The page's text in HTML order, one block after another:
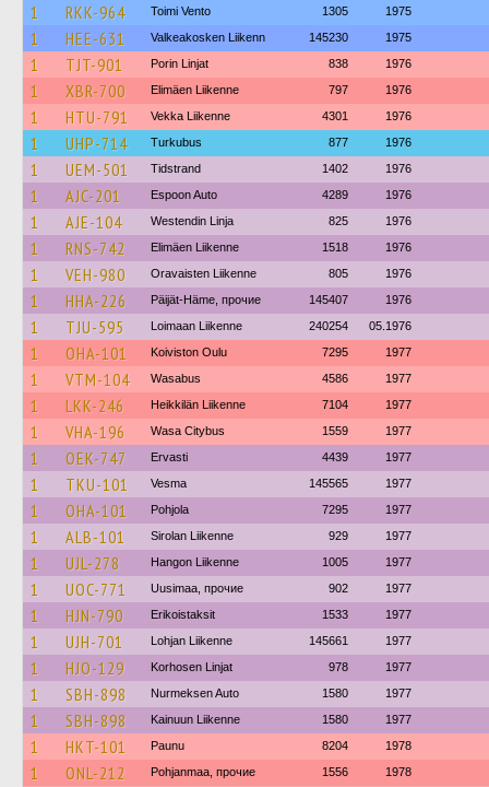
1 RKK-964 Toimi Vento 1305 1975
1 HEE-631 Valkeakosken Liikenn 145230 1975
1 TJT-901 Porin Linjat 838 1976
1 XBR-700 Elimäen Liikenne 797 1976
1 HTU-791 Vekka Liikenne 4301 1976
1 UHP-714 Turkubus 877 1976
1 UEM-501 Tidstrand 1402 1976
1 AJC-201 Espoon Auto 4289 1976
1 AJE-104 Westendin Linja 825 1976
1 RNS-742 Elimäen Liikenne 1518 1976
1 VEH-980 Oravaisten Liikenne 805 1976
1 HHA-226 Päijät-Häme, прочие 145407 1976
1 TJU-595 Loimaan Liikenne 240254 05.1976
1 OHA-101 Koiviston Oulu 7295 1977
1 VTM-104 Wasabus 4586 1977
1 LKK-246 Heikkilän Liikenne 7104 1977
1 VHA-196 Wasa Citybus 1559 1977
1 OEK-747 Ervasti 4439 1977
1 TKU-101 Vesma 145565 1977
1 OHA-101 Pohjola 7295 1977
1 ALB-101 Sirolan Liikenne 929 1977
1 UJL-278 Hangon Liikenne 1005 1977
1 UOC-771 Uusimaa, прочие 902 1977
1 HJN-790 Erikoistaksit 1533 1977
1 UJH-701 Lohjan Liikenne 145661 1977
1 HJO-129 Korhosen Linjat 978 1977
1 SBH-898 Nurmeksen Auto 1580 1977
1 SBH-898 Kainuun Liikenne 1580 1977
1 HKT-101 Paunu 8204 1978
1 ONL-212 Pohjanmaa, прочие 1556 1978